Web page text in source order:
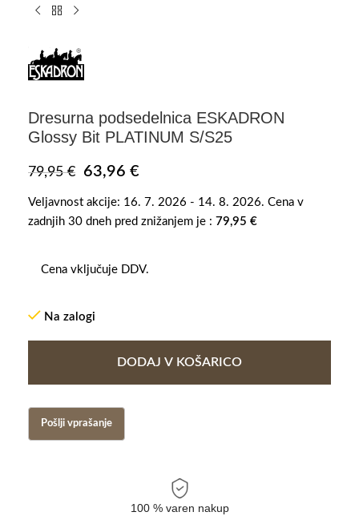
Dresurna podsedelnica ESKADRON
Glossy Bit PLATINUM S/S25
79,95€ 63,96 €
Veljavnost akcije: 16. 7. 2026 - 14. 8. 2026. Cena v
zadnjih 30 dneh pred znižanjem je : 79,95 €
Cena vključuje DDV.
Na zalogi
DODAJ V KOŠARICO
100 % varen nakup